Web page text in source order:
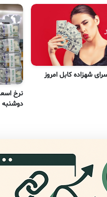
نرخ
دوشنبه
شهزاده کابل امروز